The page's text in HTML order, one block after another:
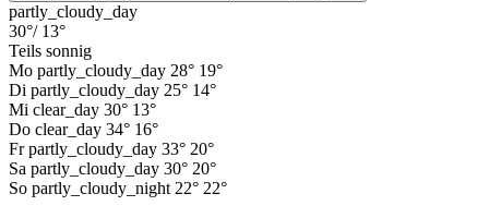
partly_cloudy_day
30°/ 13°
Teils sonnig
Mo partly_cloudy_day 28° 19°
Di partly_cloudy_day 25° 14°
Mi clear_day 30° 13°
Do clear_day 34° 16°
Fr partly_cloudy_day 33° 20°
Sa partly_cloudy_day 30° 20°
So partly_cloudy_night 22° 22°